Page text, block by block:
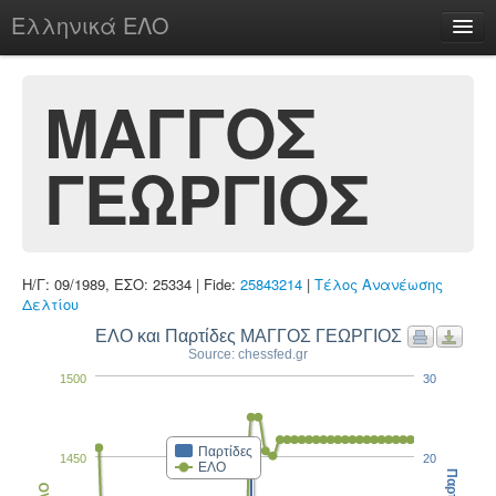
Ελληνικά ΕΛΟ
chesstu.be @ discord
Login
ΜΑΓΓΟΣ
ΓΕΩΡΓΙΟΣ
Η/Γ: 09/1989, ΕΣΟ: 25334 | Fide: 25843214 | Τέλος Ανανέωσης
Δελτίου
ΕΛΟ και Παρτίδες ΜΑΓΓΟΣ ΓΕΩΡΓΙΟΣ
Source: chessfed.gr
Παρτίδες
ΕΛΟ
1450
1500
20
30